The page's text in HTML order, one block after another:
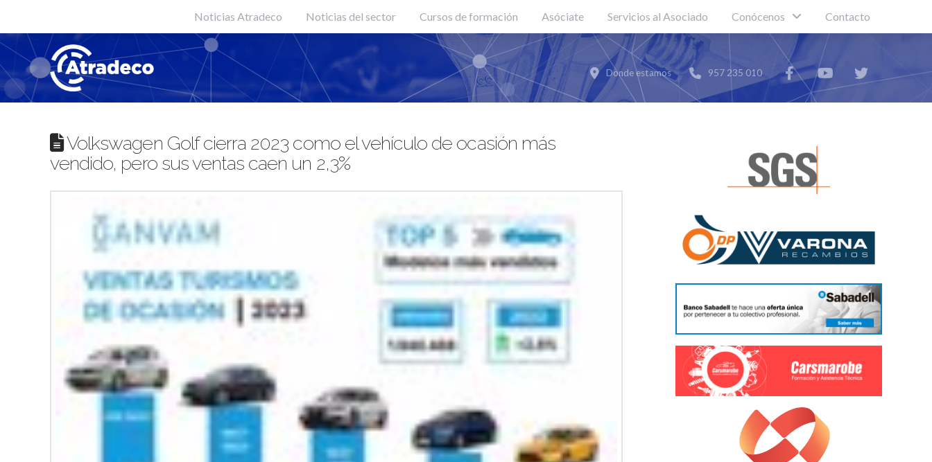
Noticias Atradeco Noticias del sector Cursos de formación Asóciate Servicios al Asociado Conócenos Contacto
Donde estamos 957 235 010
Volkswagen Golf cierra 2023 como el vehículo de ocasión más
vendido, pero sus ventas caen un 2,3%